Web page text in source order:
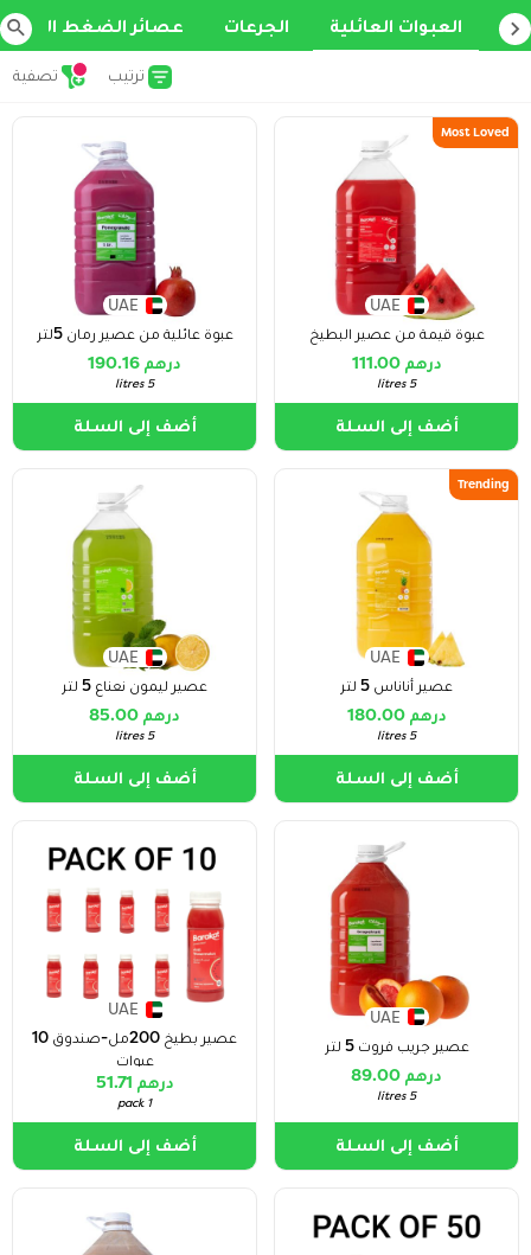
العبوات العائلية الجرعات عصائر الضغط البارد
ترتيب تصفية
Most Loved
UAE
عبوة قيمة من عصير البطيخ
درهم 111.00
5 litres
أضف إلى السلة
UAE
عبوة عائلية من عصير رمان 5لتر
درهم 190.16
5 litres
أضف إلى السلة
Trending
UAE
عصير أناناس 5 لتر
درهم 180.00
5 litres
أضف إلى السلة
UAE
عصير ليمون نعناع 5 لتر
درهم 85.00
5 litres
أضف إلى السلة
UAE
عصير جريب فروت 5 لتر
درهم 89.00
5 litres
أضف إلى السلة
UAE
عصير بطيخ 200مل-صندوق 10
عبوات
درهم 51.71
1 pack
أضف إلى السلة